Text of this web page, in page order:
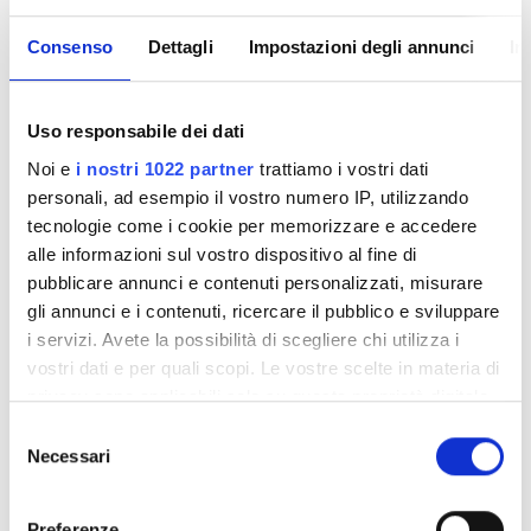
Consenso Dettagli Impostazioni degli annunci
Uso responsabile dei dati
Noi e i nostri 1022 partner trattiamo i vostri dati
personali, ad esempio il vostro numero IP, utilizzando
tecnologie come i cookie per memorizzare e accedere
alle informazioni sul vostro dispositivo al fine di
pubblicare annunci e contenuti personalizzati, misurare
gli annunci e i contenuti, ricercare il pubblico e sviluppare
i servizi. Avete la possibilità di scegliere chi utilizza i
vostri dati e per quali scopi. Le vostre scelte in materia di
privacy sono applicabili solo su questa proprietà digitale
modificare o revocare il proprio consenso in qualsiasi
momento dalla Dichiarazione sui cookie o facendo clic
delNecessari
Medical Director
Nicla Campobasso